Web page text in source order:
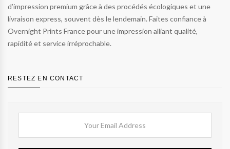
d’impression premium grâce à des procédés écologiques et une
livraison express, souvent dès le lendemain. Faites confiance à
Overnight Prints France pour une impression alliant qualité,
rapidité et service irréprochable.
RESTEZ EN CONTACT